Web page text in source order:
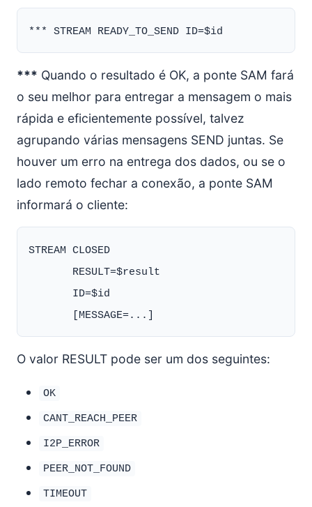
*** Quando o resultado é OK, a ponte SAM fará
o seu melhor para entregar a mensagem o mais
rápida e eficientemente possível, talvez
agrupando várias mensagens SEND juntas. Se
houver um erro na entrega dos dados, ou se o
lado remoto fechar a conexão, a ponte SAM
informará o cliente:
STREAM CLOSED
       RESULT=$result
       ID=$id
O valor RESULT pode ser um dos seguintes:
OK
CANT_REACH_PEER
I2P_ERROR
PEER_NOT_FOUND
TIMEOUT